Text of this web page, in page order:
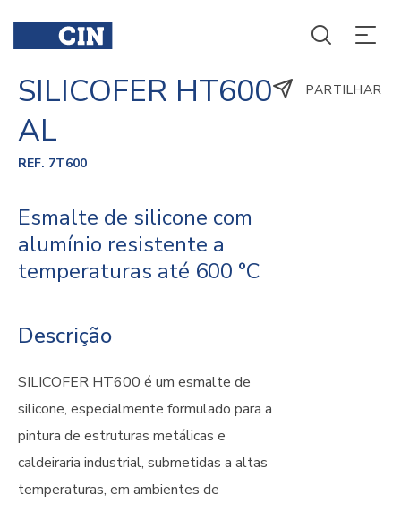
SILICOFER HT600
AL
REF. 7T600
Esmalte de silicone com
alumínio resistente a
temperaturas até 600 °C
Descrição
SILICOFER HT600 é um esmalte de
silicone, especialmente formulado para a
pintura de estruturas metálicas e
caldeiraria industrial, submetidas a altas
temperaturas, em ambientes de
PARTILHAR